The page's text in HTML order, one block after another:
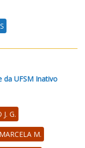
da UFSM Inativo
G.
M.